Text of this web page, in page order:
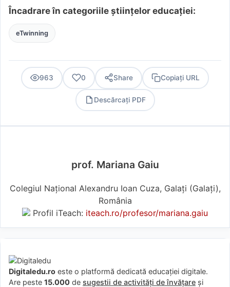
Încadrare în categoriile științelor educației:
eTwinning
963 0 Share Copiați URL
Descărcați PDF
prof. Mariana Gaiu
Colegiul Național Alexandru Ioan Cuza, Galați (Galaţi),
România
Profil iTeach: iteach.ro/profesor/mariana.gaiu
Digitaledu.ro este o platformă dedicată educației digitale.
Are peste 15.000 de sugestii de activități de învățare și